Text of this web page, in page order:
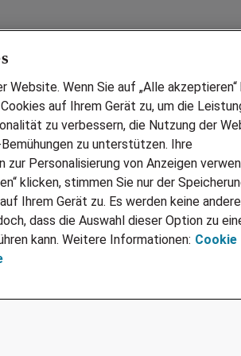
Services
JOBSUCHE
LEBENSLAUF GENERATOR
ZEITARBEIT
PERSONALVERMITTLUNG
Website. Wenn Sie auf „Alle akzeptieren“
auf Ihrem Gerät zu, um die
zu verbessern, die Nutzung der
zu unterstützen. Ihre
zur Personalisierung von Anzeigen
klicken, stimmen Sie nur der
Ihrem Gerät zu. Es werden keine
dass die Auswahl dieser Option zu
kann. Weitere Informationen: Cookie